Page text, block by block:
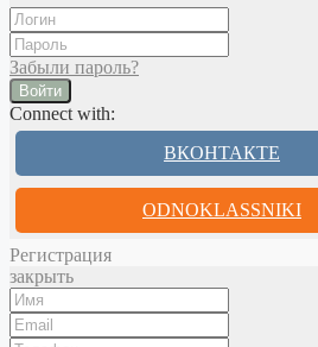
Забыли пароль?
Войти
Connect with:
ВКОНТАКТЕ
ODNOKLASSNIKI
Регистрация
закрыть